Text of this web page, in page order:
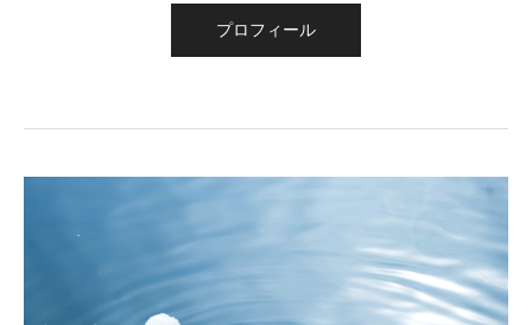
プロフィール